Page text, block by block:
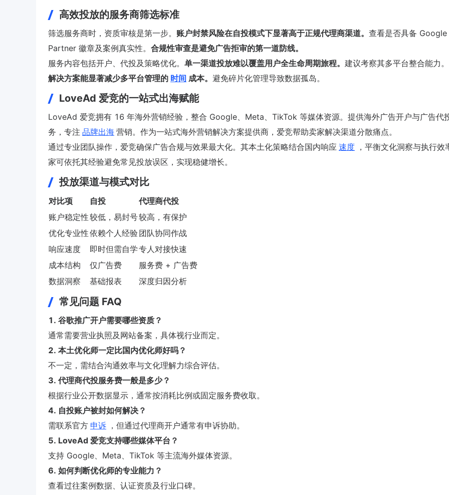
高效投放的服务商筛选标准
筛选服务商时，资质审核是第一步。 账户封禁风险在自投模式下显著高于正规代理商渠道。 查看是否具备 Google
Partner 徽章及案例真实性。 合规性审查是避免广告拒审的第一道防线。
服务内容包括开户、代投及策略优化。 单一渠道投放难以覆盖用户全生命周期旅程。 建议考察其多平台整合能力。
解决方案能显著减少多平台管理的 时间 成本。 避免碎片化管理导致数据孤岛。
LoveAd 爱竞的一站式出海赋能
LoveAd 爱竞拥有 16 年海外营销经验，整合 Google、Meta、TikTok 等媒体资源。提供海外广告开户与广告代
务，专注 品牌出海 营销。作为一站式海外营销解决方案提供商，爱竞帮助卖家解决渠道分散痛点。
通过专业团队操作，爱竞确保广告合规与效果最大化。其本土化策略结合国内响应 速度 ，平衡文化洞察与执行效
家可依托其经验避免常见投放误区，实现稳健增长。
投放渠道与模式对比
对比项 自投
代理商代投
账户稳定性较低，易封号较高，有保护
优化专业性依赖个人经验 团队协同作战
响应速度
即时但需自学专人对接快速
成本结构
仅广告费
服务费 + 广告费
数据洞察
基础报表 深度归因分析
常见问题 FAQ
1. 谷歌推广开户需要哪些资质？
通常需要营业执照及网站备案，具体视行业而定。
2. 本土优化师一定比国内优化师好吗？
不一定，需结合沟通效率与文化理解力综合评估。
3. 代理商代投服务费一般是多少？
根据行业公开数据显示，通常按消耗比例或固定服务费收取。
4. 自投账户被封如何解决？
需联系官方 申诉 ，但通过代理商开户通常有申诉协助。
5. LoveAd 爱竞支持哪些媒体平台？
支持 Google、Meta、TikTok 等主流海外媒体资源。
6. 如何判断优化师的专业能力？
查看过往案例数据、认证资质及行业口碑。